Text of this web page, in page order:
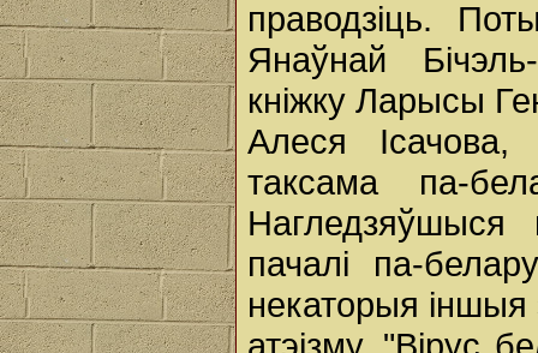
праводзіць.
Янаўнай
кніжку Ларысы
Алеся
таксама па-
Нагледзяўшыся
пачалі па-
некаторыя іншыя